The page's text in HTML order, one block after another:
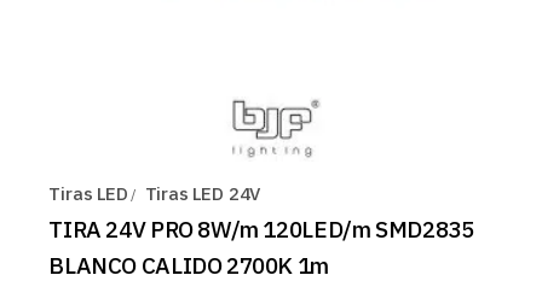
Tiras LED Tiras LED 24V
TIRA 24V PRO 8W/m 120LED/m SMD2835
BLANCO CALIDO 2700K 1m